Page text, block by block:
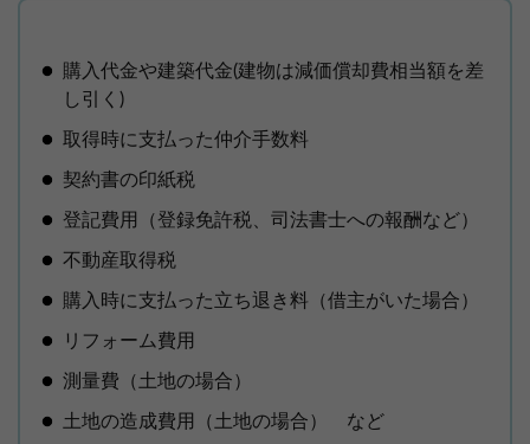
購入代金や建築代金(建物は減価償却費相当額を差
し引く)
取得時に支払った仲介手数料
契約書の印紙税
登記費用（登録免許税、司法書士への報酬など）
不動産取得税
購入時に支払った立ち退き料（借主がいた場合）
リフォーム費用
測量費（土地の場合）
土地の造成費用（土地の場合） など